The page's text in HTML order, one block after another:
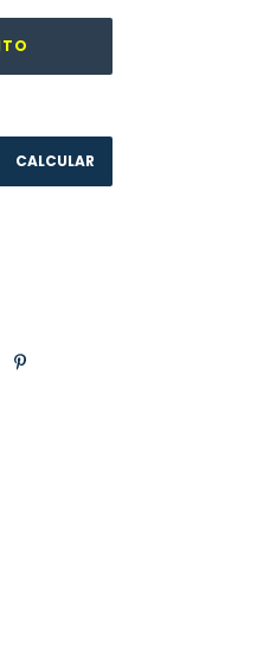
CALCULAR